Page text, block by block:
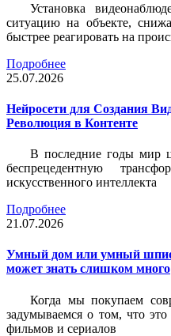
Установка
ситуацию на объекте,
быстрее реагировать на
Подробнее
25.07.2026
Нейросети для Создания
Революция в Контенте
В последние годы мир
беспрецедентную
искусственного интеллекта
Подробнее
21.07.2026
Умный дом или умный
может знать слишком много
Когда мы покупаем
задумываемся о том, что
фильмов и сериалов